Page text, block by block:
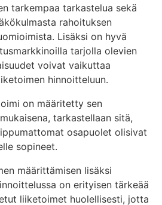
tarkempaa tarkastelua sekä
rahoituksen
Lisäksi on hyvä
tarjolla olevien
voivat vaikuttaa
hinnoitteluun.
on määritetty sen
tarkastellaan sitä,
osapuolet olisivat
sopineet.
määrittämisen lisäksi
on erityisen tärkeää
liiketoimet huolellisesti, jotta